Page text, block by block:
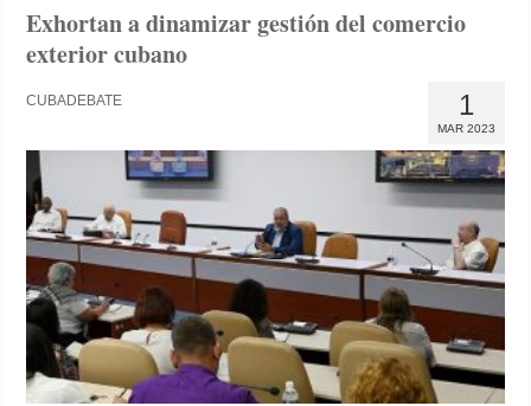
Exhortan a dinamizar gestión del comercio
exterior cubano
1
MAR 2023
CUBADEBATE